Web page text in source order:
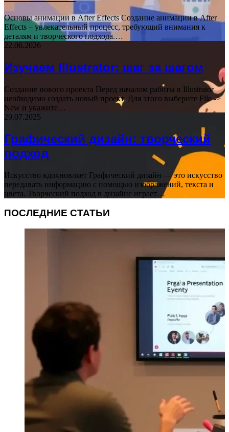
Основы анимации в After Effects Создание анимации в After
Effects – увлекательный процесс, требующий внимания к
деталям и творческого подхода.…
22.06.2026
Изучаем Illustrator: шаг за шагом
Создание нового проекта Перед началом работы в Illustrator
необходимо создать новый проект. Для этого выберите File ->
New и укажите…
29.07.2025
Графический дизайн: творческий
подход
Искусство вдохновляет Графический дизайн — это искусство
передавать информацию с помощью изображений, текста и
цвета. Творческий подход в дизайне играет…
ПОСЛЕДНИЕ СТАТЬИ